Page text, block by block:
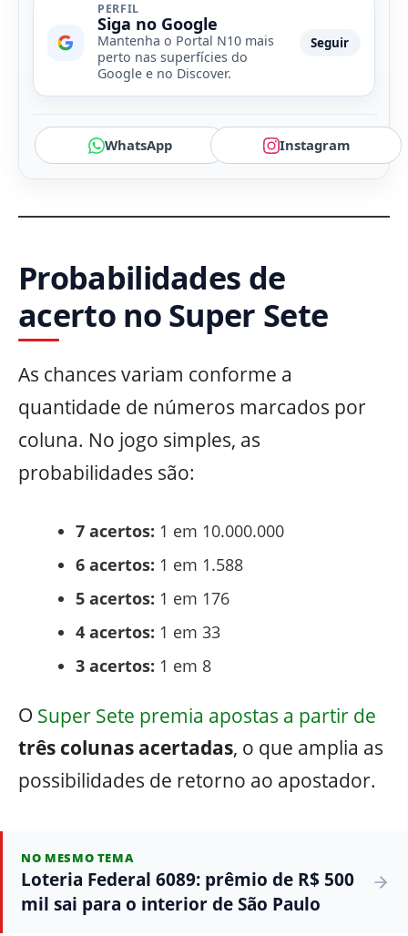
PERFIL
Siga no Google
Mantenha o Portal N10 mais
perto nas superfícies do
Google e no Discover.
Seguir
WhatsApp Instagram
Probabilidades de
acerto no Super Sete
As chances variam conforme a
quantidade de números marcados por
coluna. No jogo simples, as
probabilidades são:
7 acertos: 1 em 10.000.000
6 acertos: 1 em 1.588
5 acertos: 1 em 176
4 acertos: 1 em 33
3 acertos: 1 em 8
O Super Sete premia apostas a partir de
três colunas acertadas, o que amplia as
possibilidades de retorno ao apostador.
NO MESMO TEMA
Loteria Federal 6089: prêmio de R$ 500
mil sai para o interior de São Paulo